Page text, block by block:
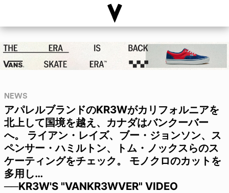
NEWS
アパレルブランドのKR3Wがカリフォルニアを
北上して国境を越え、カナダはバンクーバー
へ。 ライアン・レイズ、ブー・ジョンソン、ス
ペンサー・ハミルトン、トム・ノックスらのス
ケーティングをチェック。 モノクロのカットを
多用し…
──KR3W'S "VANKR3WVER" VIDEO